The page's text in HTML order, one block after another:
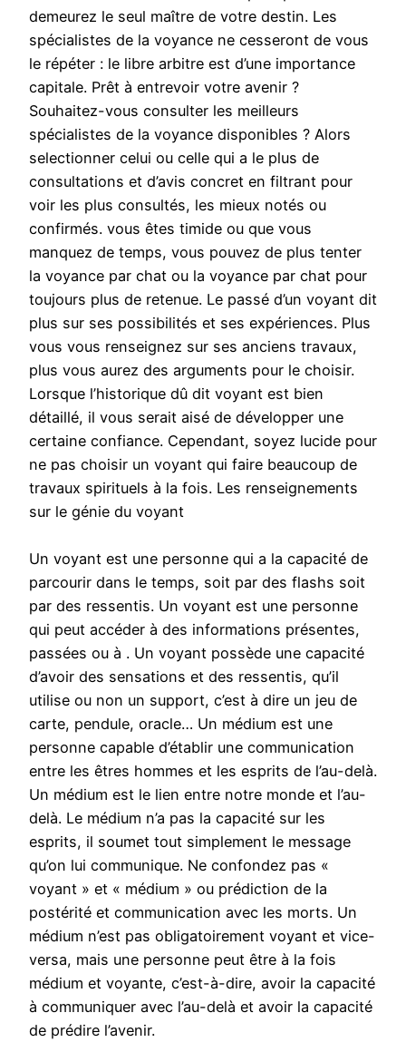
demeurez le seul maître de votre destin. Les
spécialistes de la voyance ne cesseront de vous
le répéter : le libre arbitre est d’une importance
capitale. Prêt à entrevoir votre avenir ?
Souhaitez-vous consulter les meilleurs
spécialistes de la voyance disponibles ? Alors
selectionner celui ou celle qui a le plus de
consultations et d’avis concret en filtrant pour
voir les plus consultés, les mieux notés ou
confirmés. vous êtes timide ou que vous
manquez de temps, vous pouvez de plus tenter
la voyance par chat ou la voyance par chat pour
toujours plus de retenue. Le passé d’un voyant dit
plus sur ses possibilités et ses expériences. Plus
vous vous renseignez sur ses anciens travaux,
plus vous aurez des arguments pour le choisir.
Lorsque l’historique dû dit voyant est bien
détaillé, il vous serait aisé de développer une
certaine confiance. Cependant, soyez lucide pour
ne pas choisir un voyant qui faire beaucoup de
travaux spirituels à la fois. Les renseignements
sur le génie du voyant
Un voyant est une personne qui a la capacité de
parcourir dans le temps, soit par des flashs soit
par des ressentis. Un voyant est une personne
qui peut accéder à des informations présentes,
passées ou à . Un voyant possède une capacité
d’avoir des sensations et des ressentis, qu’il
utilise ou non un support, c’est à dire un jeu de
carte, pendule, oracle… Un médium est une
personne capable d’établir une communication
entre les êtres hommes et les esprits de l’au-delà.
Un médium est le lien entre notre monde et l’au-
delà. Le médium n’a pas la capacité sur les
esprits, il soumet tout simplement le message
qu’on lui communique. Ne confondez pas «
voyant » et « médium » ou prédiction de la
postérité et communication avec les morts. Un
médium n’est pas obligatoirement voyant et vice-
versa, mais une personne peut être à la fois
médium et voyante, c’est-à-dire, avoir la capacité
à communiquer avec l’au-delà et avoir la capacité
de prédire l’avenir.